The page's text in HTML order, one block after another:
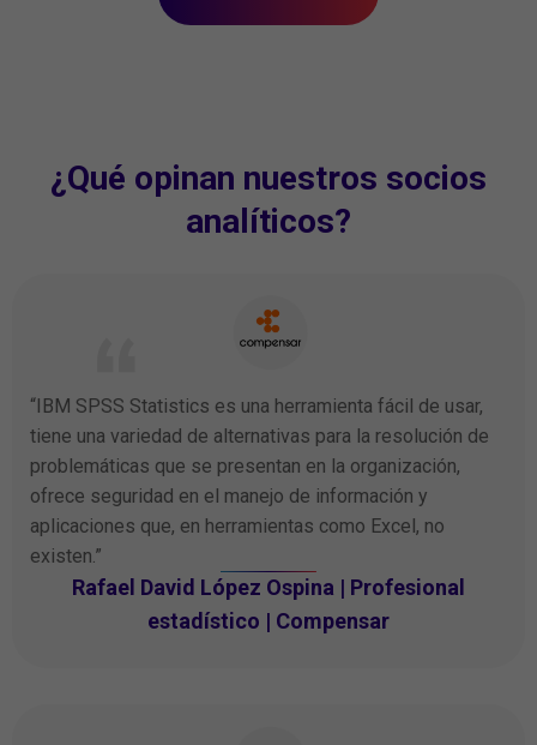
¿Qué opinan nuestros socios
analíticos?
“IBM SPSS Statistics es una herramienta fácil de usar,
tiene una variedad de alternativas para la resolución de
problemáticas que se presentan en la organización,
ofrece seguridad en el manejo de información y
aplicaciones que, en herramientas como Excel, no
existen.”
Rafael David López Ospina | Profesional
estadístico | Compensar